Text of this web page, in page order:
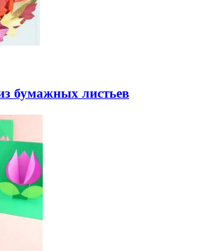
бумажных листьев